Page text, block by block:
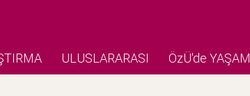
ULUSLARARASI ÖzÜ'de YAŞAM